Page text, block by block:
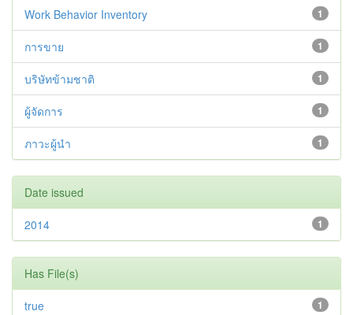
1
Work Behavior Inventory
1
การขาย
1
บริษัทข้ามชาติ
1
ผู้จัดการ
1
ภาวะผู้นำ
Date issued
1
2014
Has File(s)
1
true